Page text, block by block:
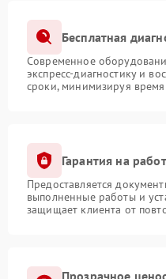
Бесплатная
Современное
экспресс-диагностику и
сроки, минимизируя время
Гарантия на
Предоставляется
выполненные работы и
защищает клиента от
Прозрачное